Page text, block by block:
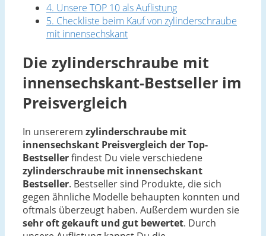
4. Unsere TOP 10 als Auflistung
5. Checkliste beim Kauf von zylinderschraube
mit innensechskant
Die zylinderschraube mit
innensechskant-Bestseller im
Preisvergleich
In unsererem zylinderschraube mit
innensechskant Preisvergleich der Top-
Bestsellerfindest Du viele verschiedene
zylinderschraube mit innensechskant
Bestseller. Bestseller sind Produkte, die sich
gegen ähnliche Modelle behaupten konnten und
oftmals überzeugt haben. Außerdem wurden sie
sehr oft gekauft und gut bewertet. Durch